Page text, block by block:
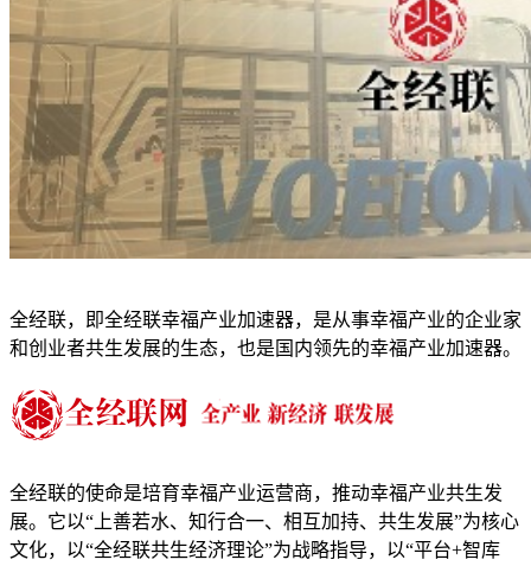
全经联，即全经联幸福产业加速器，是从事幸福产业的企业家
和创业者共生发展的生态，也是国内领先的幸福产业加速器。
全经联的使命是培育幸福产业运营商，推动幸福产业共生发
展。它以“上善若水、知行合一、相互加持、共生发展”为核心
文化，以“全经联共生经济理论”为战略指导，以“平台+智库